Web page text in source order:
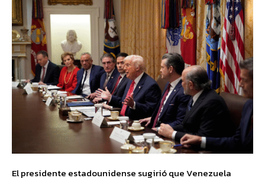
El presidente estadounidense sugirió que Venezuela